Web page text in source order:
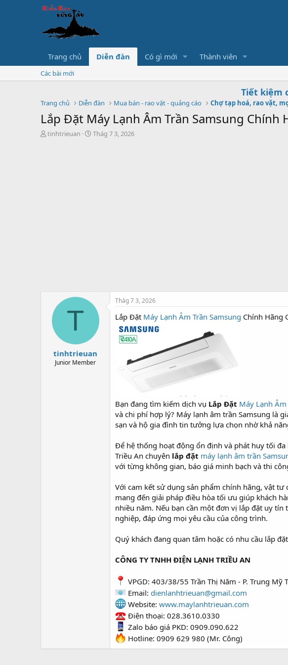
Trang chủ Diễn đàn Có gì mới Thành viên
Các bài mới
Tiết kiệm
Trang chủ Diễn đàn Mua bán - rao vặt - quảng cáo Chợ tạp hoá, rao vặt,
Lắp Đặt Máy Lạnh Âm Trần Samsung Chính
T
tinhtrieuan
S
Thág 7 3, 2026
T
tinhtrieuan
Junior Member
Thág 7 3, 2026
Lắp Đặt Máy Lạnh Âm Trần Samsung Chính Hãng
Bạn đang tìm kiếm dịch vụ Lắp Đặt Máy Lạnh
và chi phí hợp lý? Máy lạnh âm trần Samsung là
sạn và hộ gia đình tin tưởng lựa chọn nhờ khả
Để hệ thống hoạt động ổn định và phát huy tối
Triều An chuyên lắp đặt máy lạnh âm trần
với từng không gian, báo giá minh bạch và thi
Với cam kết sử dụng sản phẩm chính hãng, vật
mang đến giải pháp điều hòa tối ưu giúp khách
nhiều năm. Nếu bạn cần một đơn vị lắp đặt uy tín
nghiệp, đáp ứng mọi yêu cầu của công trình.
Quý khách đang quan tâm hoặc có nhu cầu lắp
CÔNG TY TNHH ĐIỆN LẠNH TRIỀU AN
VPGD: 403/38/55 Trần Thị Năm - P. Trung Mỹ
Email: dienlanhtrieuan@gmail.com
Website: www.maylanhtrieuan.com
Điện thoại: 028.3610.0330
Zalo báo giá PKD: 0909.090.622
Hotline: 0909 629 980 (Mr. Công)